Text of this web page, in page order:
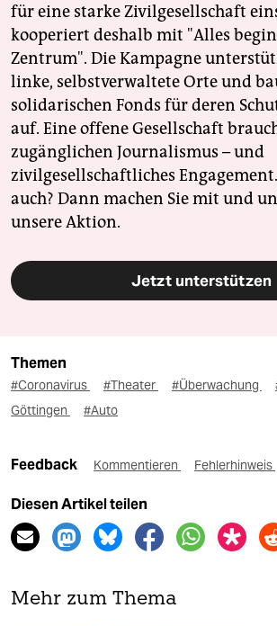
für eine starke Zivilgesellschaft
kooperiert deshalb mit "Alles
Zentrum". Die Kampagne
linke, selbstverwaltete Orte und
solidarischen Fonds für deren
auf. Eine offene Gesellschaft
zugänglichen Journalismus – und
zivilgesellschaftliches
auch? Dann machen Sie mit und
unsere Aktion.
Jetzt unterstützen
Themen
#Coronavirus #Theater #Überwachung
Göttingen
#Auto
Feedback Kommentieren Fehlerhinweis
Diesen Artikel teilen
Mehr zum Thema